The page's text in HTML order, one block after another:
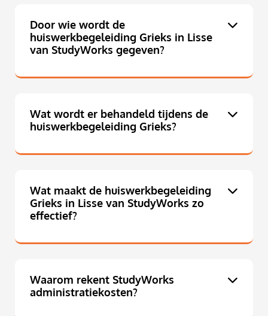
Door wie wordt de
huiswerkbegeleiding Grieks in Lisse
van StudyWorks gegeven?
Wat wordt er behandeld tijdens de
huiswerkbegeleiding Grieks?
Wat maakt de huiswerkbegeleiding
Grieks in Lisse van StudyWorks zo
effectief?
Waarom rekent StudyWorks
administratiekosten?